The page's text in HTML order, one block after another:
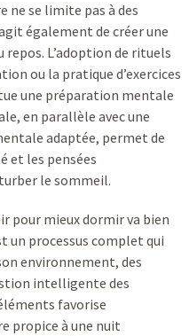
ne se limite pas à des
également de créer une
L’adoption de rituels
ou la pratique d’exercices
une préparation mentale
en parallèle avec une
adaptée, permet de
et les pensées
le sommeil.
pour mieux dormir va bien
un processus complet qui
environnement, des
intelligente des
favorise
propice à une nuit